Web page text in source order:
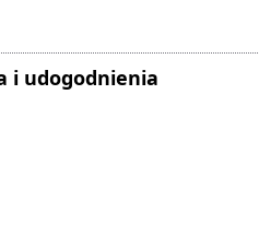
i udogodnienia